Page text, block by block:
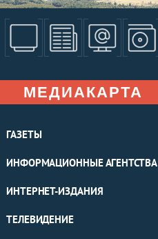
МЕДИАКАРТА
ГАЗЕТЫ
ИНФОРМАЦИОННЫЕ АГЕНТСТВА
ИНТЕРНЕТ-ИЗДАНИЯ
ТЕЛЕВИДЕНИЕ